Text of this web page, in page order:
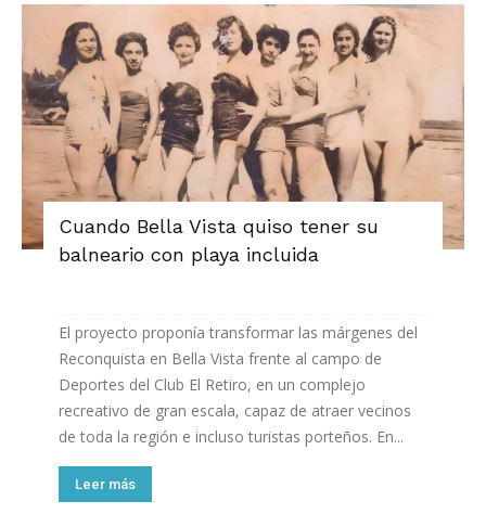
Cuando Bella Vista quiso tener su
balneario con playa incluida
El proyecto proponía transformar las márgenes del
Reconquista en Bella Vista frente al campo de
Deportes del Club El Retiro, en un complejo
recreativo de gran escala, capaz de atraer vecinos
de toda la región e incluso turistas porteños. En...
Leer más